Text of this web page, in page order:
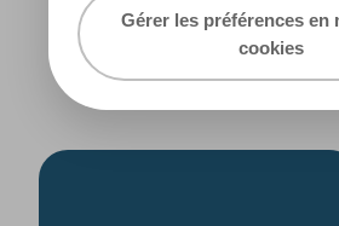
Gérer les préférences en
cookies
DÉCOUVREZ